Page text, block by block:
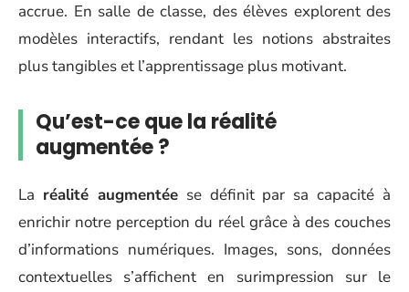
accrue. En salle de classe, des élèves explorent des
modèles interactifs, rendant les notions abstraites
plus tangibles et l’apprentissage plus motivant.
Qu’est-ce que la réalité
augmentée ?
La réalité augmentéese définit par sa capacité à
enrichir notre perception du réel grâce à des couches
d’informations numériques. Images, sons, données
contextuelles s’affichent en surimpression sur le